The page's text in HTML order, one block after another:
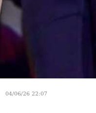
04/06/26 22:07